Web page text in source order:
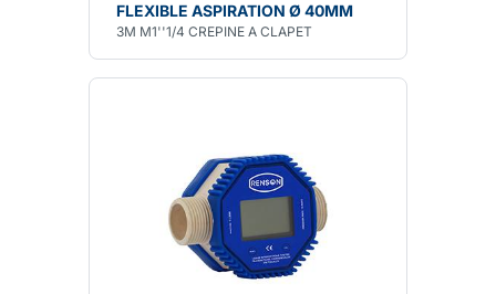
FLEXIBLE ASPIRATION Ø 40MM
3M M1''1/4 CREPINE A CLAPET